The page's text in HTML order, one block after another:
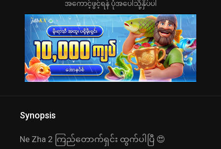
အကောင့်ဖွင့်ရန် ပုံအပေါ်သို့နှိပ်ပါ
Synopsis
Ne Zha 2 ကြည်တောက်ရှင်း ထွက်ပါပြီ 😍